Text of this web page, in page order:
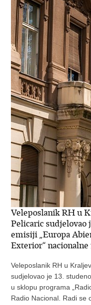
Veleposlanik RH u
Pelicaric sudjelovao
emisiji „Europa
Exterior“
Veleposlanik RH u
sudjelovao je 13.
u sklopu programa
Radio Nacional. Radi se